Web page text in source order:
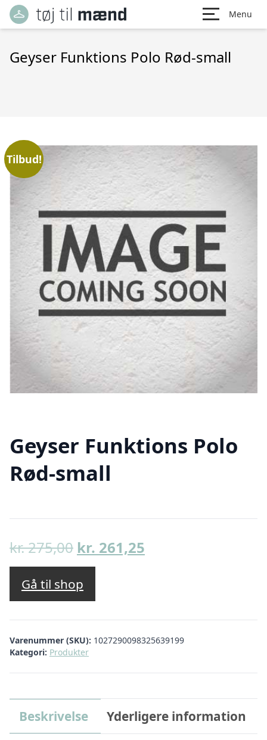
Menu
Geyser Funktions Polo Rød-small
Tilbud!
Geyser Funktions Polo
Rød-small
kr.275,00 Den
oprindelige
pris
var:
kr. 275,00.
kr. 261,25
kr. 261,25.
Gå til shop
Varenummer (SKU): 1027290098325639199
Kategori: Produkter
Beskrivelse Yderligere information